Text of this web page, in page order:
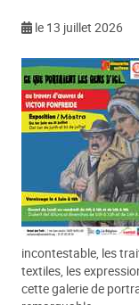
le 13 juillet 2026
incontestable, les
textiles, les
cette galerie de